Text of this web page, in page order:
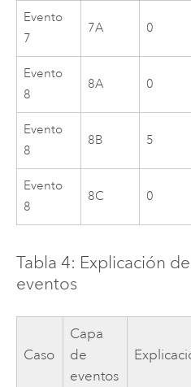
Evento
7
7A 0
Evento
8
8A 0
Evento
8
8B 5
Evento
8
8C 0
Tabla 4: Explicación
eventos
Caso
Capa
de
eventos